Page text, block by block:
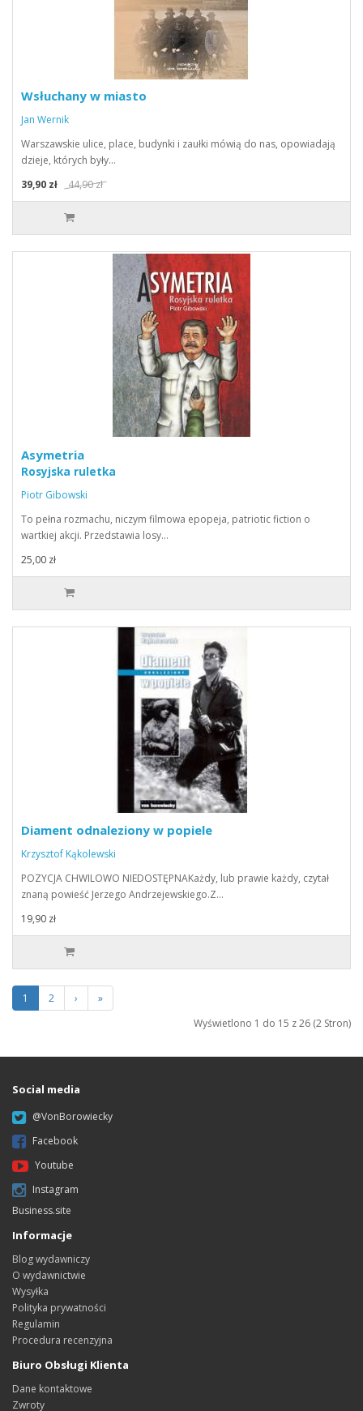
Wsłuchany w miasto
Jan Wernik
Warszawskie ulice, place, budynki i zaułki mówią do nas, opowiadają
dzieje, których były…
39,90 zł
44,90 zł
Asymetria
Rosyjska ruletka
Piotr Gibowski
To pełna rozmachu, niczym filmowa epopeja, patriotic fiction o
wartkiej akcji. Przedstawia losy…
25,00 zł
Diament odnaleziony w popiele
Krzysztof Kąkolewski
POZYCJA CHWILOWO NIEDOSTĘPNAKażdy, lub prawie każdy, czytał
znaną powieść Jerzego Andrzejewskiego.Z…
19,90 zł
1 2 ›
»
Wyświetlono 1 do 15 z 26 (2 Stron)
Social media
@VonBorowiecky
Facebook
Youtube
Instagram
Business.site
Informacje
Blog wydawniczy
O wydawnictwie
Wysyłka
Polityka prywatności
Regulamin
Procedura recenzyjna
Biuro Obsługi Klienta
Dane kontaktowe
Zwroty